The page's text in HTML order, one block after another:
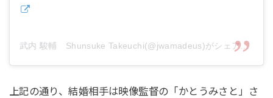
武内 駿輔 Shunsuke Takeuchi(@jwamadeus)がシェアした投稿
上記の通り、結婚相手は映像監督の「かとうみさと」さ